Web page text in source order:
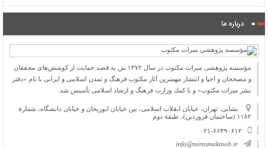
درباره ما
مؤسسه پژوهشی میراث مكتوب در سال ۱۳۷۲ ش به قصد حمایت از كوشش‌های محققان
و مصححان و احیا و انتشار مهمترین آثار مكتوب فرهنگ و تمدن اسلامی و ایرانی با نام «دفتر
نشر میراث مكتوب» و با كمك وزارت فرهنگ و ارشاد اسلامی تأسیس شد.
نشانی: تهران، خیابان انقلاب اسلامی، بین خیابان ابوریحان و خیابان دانشگاه، شمارۀ
۱۱۸۲ (ساختمان فروردین)، طبقۀ دوم
۰۲۱-۶۶۴۹۰۶۱۲
info@mirasmaktoob.ir